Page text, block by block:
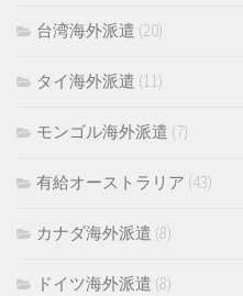
台湾海外派遣 (20)
タイ海外派遣 (11)
モンゴル海外派遣 (7)
有給オーストラリア (43)
カナダ海外派遣 (8)
ドイツ海外派遣 (8)